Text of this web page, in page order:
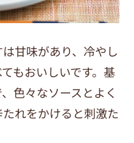
甘味があり、冷やし
もおいしいです。基
色々なソースとよく
れをかけると刺激た